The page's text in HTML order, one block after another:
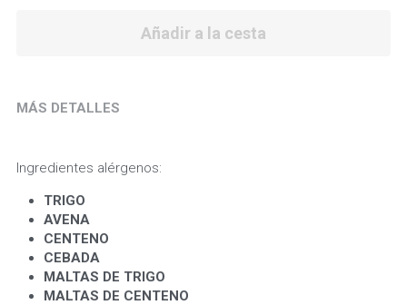
Añadir a la cesta
MÁS DETALLES
Ingredientes alérgenos:
TRIGO
AVENA
CENTENO
CEBADA
MALTAS DE TRIGO
MALTAS DE CENTENO